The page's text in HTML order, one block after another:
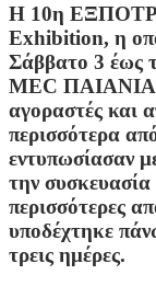
Η 10η
Exhibition, η
Σάββατο 3 έως
MEC ΠΑΙΑΝΙΑΣ,
αγοραστές και
περισσότερα
εντυπωσίασαν
την
περισσότερες
υποδέχτηκε
τρεις ημέρες.